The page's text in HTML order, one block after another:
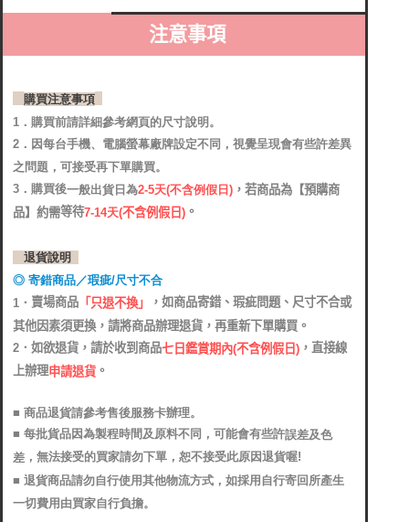
注意事項
購買注意事項
1．購買前請詳細參考網頁的尺寸說明。
2． 因每台手機、電腦螢幕廠牌設定不同，視覺呈現會有些許差異
之問題，可接受再下單購買。
3．購買後一般出貨日為2-5天(不含例假日) ，若商品為【預購商
品】約需等待7-14天(不含例假日) 。
退貨說明
◎ 寄錯商品／瑕疵/尺寸不合
1． 賣場商品 「只退不換」
，如商品寄錯、瑕疵問題、尺寸不合或
其他因素須更換，請將商品辦理退貨，再重新下單購買。
2．如欲退貨，請於收到商品七日鑑賞期內(不含例假日) ，直接線
上辦理申請退貨 。
■ 商品退貨請參考售後服務卡辦理。
■ 每批貨品因為製程時間及原料不同，可能會有些許誤差及色
差 ，無法接受的買家請勿下單，恕不接受此原因退貨喔!
■ 退貨商品請勿自行使用其他物流方式，如採用自行寄回所產生
一切費用由買家自行負擔。